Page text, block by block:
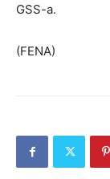
GSS-a.
(FENA)